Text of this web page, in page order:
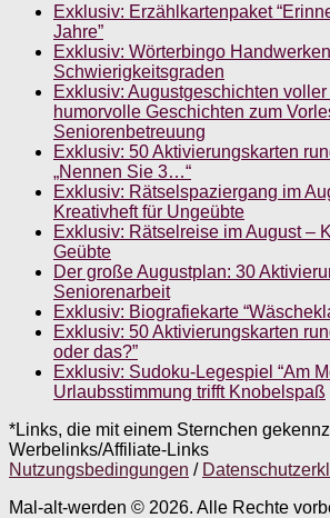
Exklusiv: Erzählkartenpaket
Jahre”
Exklusiv: Wörterbingo
Schwierigkeitsgraden
Exklusiv: Augustgeschichten
humorvolle Geschichten zum
Seniorenbetreuung
Exklusiv: 50 Aktivierungskarten
„Nennen Sie 3…“
Exklusiv: Rätselspaziergang im
Kreativheft für Ungeübte
Exklusiv: Rätselreise im August –
Geübte
Der große Augustplan: 30
Seniorenarbeit
Exklusiv: Biografiekarte
Exklusiv: 50 Aktivierungskarten
oder das?”
Exklusiv: Sudoku-Legespiel “Am
Urlaubsstimmung trifft Knobelspaß
*Links, die mit einem Sternchen
Werbelinks/Affiliate-Links
Nutzungsbedingungen /
Mal-alt-werden © 2026. Alle Rechte